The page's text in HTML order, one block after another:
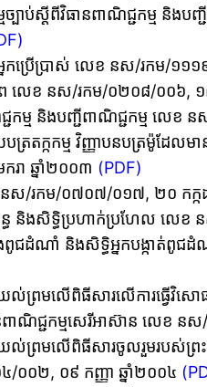
ច្បាប់ស្តីពីវិធានពាណិជ្ជកម្ម
អ្នកប្រើប្រាស់ លេខ នស/រកម/១១
ព លេខ នស/រកម/០២០៨/០០៦, ១៨
ជកម្ម និងបញ្ជីពាណិជ្ជកម្ម លេ
ត្រតក្កកម្ម វិញ្ញាបនបត្រម៉ូដែ
ា ឆ្នាំ២០០៣ (PDF)
ស/រកម/០៧០៧/០១៧, ២០ កក្កដ
ពន្ធ និងសិទ្ធិប្រហាក់ប្រហែល ល
រងពូជដំណាំ និងសិទ្ធិអ្នកបង្កា
ល់ព្រមលើពិធីសារលើការធ្វើវិសោ
ាណិជ្ជកម្មសេរីអាស៊ាន លេខ ន
ល់ព្រមលើពិធីសារចូលរួមរបស់ព្រះ
០០២, ០៩ កញ្ញា ឆ្នាំ២០០៤